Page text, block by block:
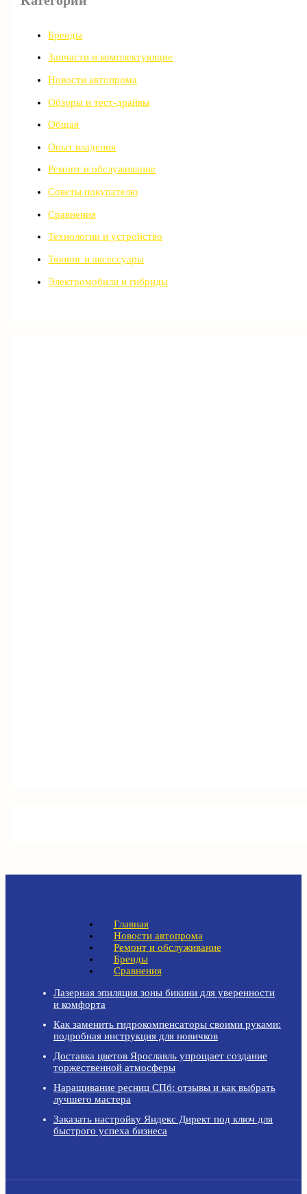
Бренды
Запчасти и комплектующие
Новости автопрома
Обзоры и тест-драйвы
Общая
Опыт владения
Ремонт и обслуживание
Советы покупателю
Сравнения
Технологии и устройство
Тюнинг и аксессуары
Электромобили и гибриды
Главная
Новости автопрома
Ремонт и обслуживание
Бренды
Сравнения
Лазерная эпиляция зоны бикини для уверенности
и комфорта
Как заменить гидрокомпенсаторы своими руками:
подробная инструкция для новичков
Доставка цветов Ярославль упрощает создание
торжественной атмосферы
Наращивание ресниц СПб: отзывы и как выбрать
лучшего мастера
Заказать настройку Яндекс Директ под ключ для
быстрого успеха бизнеса